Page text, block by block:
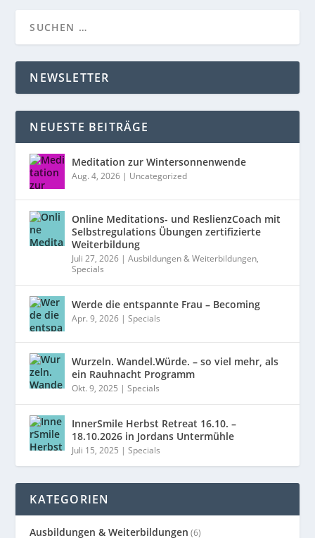
NEWSLETTER
NEUESTE BEITRÄGE
Meditation zur Wintersonnenwende
Aug. 4, 2026 | Uncategorized
Online Meditations- und ReslienzCoach mit
Selbstregulations Übungen zertifizierte
Weiterbildung
Juli 27, 2026 |Ausbildungen & Weiterbildungen,
Specials
Werde die entspannte Frau – Becoming
Apr. 9, 2026 |Specials
Wurzeln. Wandel.Würde. – so viel mehr, als
ein Rauhnacht Programm
Okt. 9, 2025 |Specials
InnerSmile Herbst Retreat 16.10. –
18.10.2026 in Jordans Untermühle
Juli 15, 2025 |Specials
KATEGORIEN
Ausbildungen & Weiterbildungen (6)